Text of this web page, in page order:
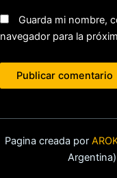
Guarda mi nombre,
navegador para la
Pagina creada por